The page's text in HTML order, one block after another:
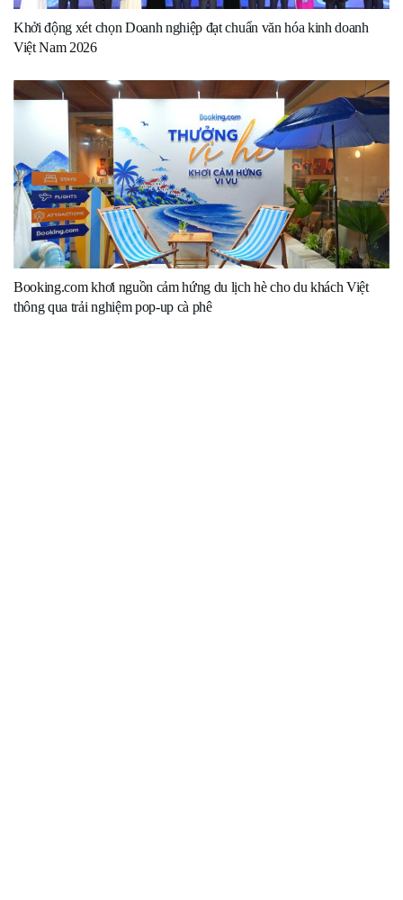
Khởi động xét chọn Doanh nghiệp đạt chuẩn văn hóa kinh doanh
Việt Nam 2026
Booking.com khơi nguồn cảm hứng du lịch hè cho du khách Việt
thông qua trải nghiệm pop-up cà phê